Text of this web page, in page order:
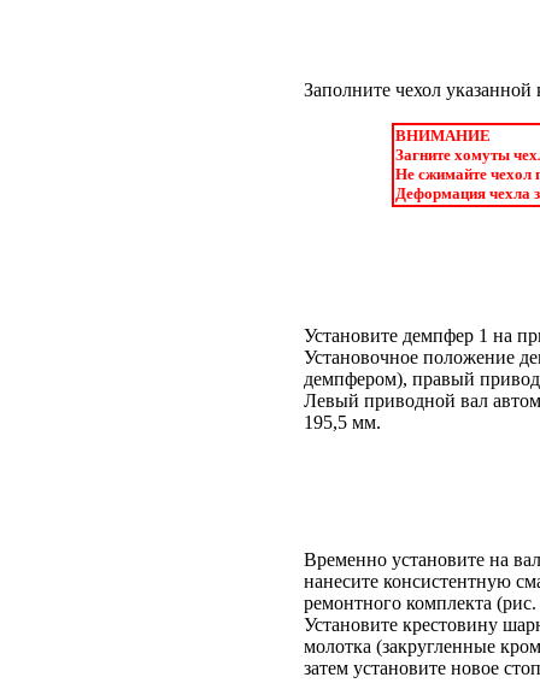
Заполните чехол указанной
ВНИМАНИЕ
Загните хомуты
Не сжимайте чехол
Деформация чехла
Установите демпфер 1 на
Установочное положение
демпфером), правый
Левый приводной вал
195,5 мм.
Временно установите на
нанесите консистентную
ремонтного комплекта (
Установите крестовину
молотка (закругленные
затем установите новое